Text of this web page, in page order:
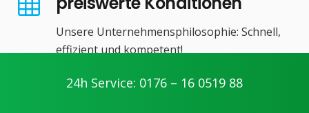
Unsere Unternehmensphilosophie: Schnell,
effizient und kompetent!
modernes Werkzeug &
24h Service: 0176 – 16 0519 88